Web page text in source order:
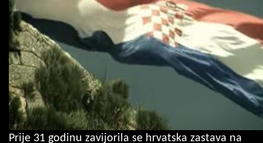
Prije 31 godinu zavijorila se hrvatska zastava na